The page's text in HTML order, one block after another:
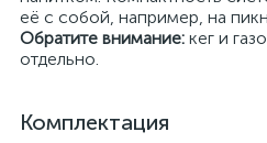
её с собой, например, на
Обратите внимание: кег и
отдельно.
Комплектация